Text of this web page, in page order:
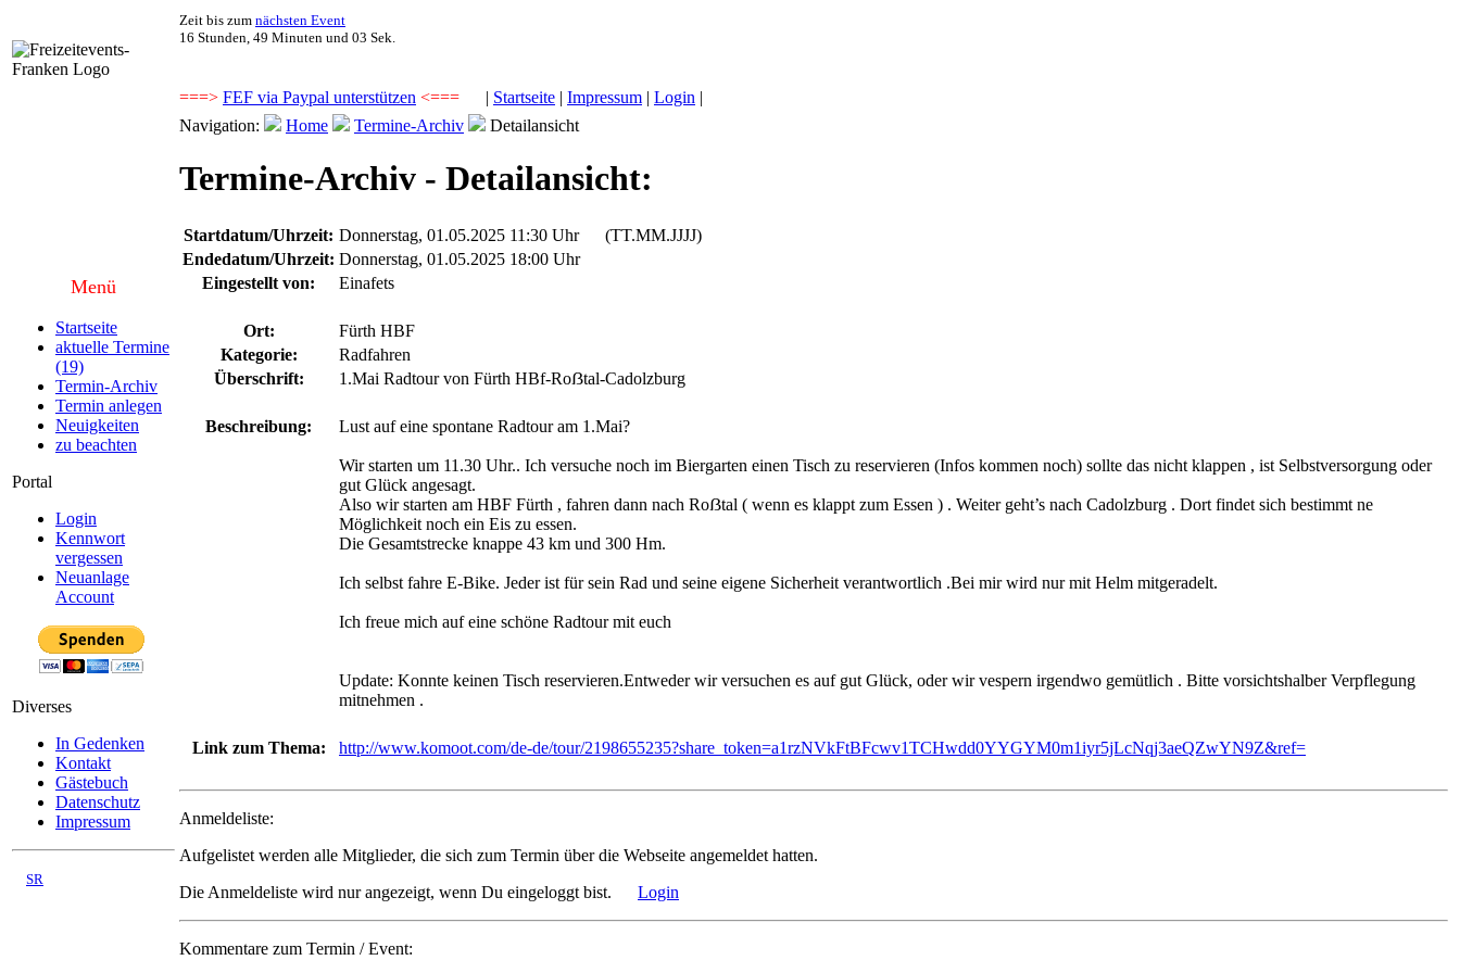
Zeit bis zum nächsten Event
16 Stunden, 49 Minuten und 03 Sek.
===> FEF via Paypal unterstützen <=== | Startseite | Impressum | Login |
Menü
Startseite
aktuelle Termine
(19)
Termin-Archiv
Termin anlegen
Neuigkeiten
zu beachten
Portal
Login
Kennwort
vergessen
Neuanlage
Account
Diverses
In Gedenken
Kontakt
Gästebuch
Datenschutz
Impressum
SR
Navigation: Home Termine-Archiv Detailansicht
Termine-Archiv - Detailansicht:
Startdatum/Uhrzeit: Donnerstag, 01.05.2025 11:30 Uhr
(TT.MM.JJJJ)
Endedatum/Uhrzeit: Donnerstag, 01.05.2025 18:00 Uhr
Eingestellt von:
Einafets
Ort:
Fürth HBF
Kategorie:
Radfahren
Überschrift:
1.Mai Radtour von Fürth HBf-Roẞtal-Cadolzburg
Beschreibung: Lust auf eine spontane Radtour am 1.Mai?
Wir starten um 11.30 Uhr.. Ich versuche noch im Biergarten einen Tisch zu reservieren (Infos kommen noch) sollte das nicht klappen , ist Selbstversorgung oder
gut Glück angesagt.
Also wir starten am HBF Fürth , fahren dann nach Roẞtal ( wenn es klappt zum Essen ) . Weiter geht’s nach Cadolzburg . Dort findet sich bestimmt ne
Möglichkeit noch ein Eis zu essen.
Die Gesamtstrecke knappe 43 km und 300 Hm.
Ich selbst fahre E-Bike. Jeder ist für sein Rad und seine eigene Sicherheit verantwortlich .Bei mir wird nur mit Helm mitgeradelt.
Ich freue mich auf eine schöne Radtour mit euch
Update: Konnte keinen Tisch reservieren.Entweder wir versuchen es auf gut Glück, oder wir vespern irgendwo gemütlich . Bitte vorsichtshalber Verpflegung
mitnehmen .
Link zum Thema: http://www.komoot.com/de-de/tour/2198655235?share_token=a1rzNVkFtBFcwv1TCHwdd0YYGYM0m1iyr5jLcNqj3aeQZwYN9Z&ref=
Anmeldeliste:
Aufgelistet werden alle Mitglieder, die sich zum Termin über die Webseite angemeldet hatten.
Die Anmeldeliste wird nur angezeigt, wenn Du eingeloggt bist. Login
Kommentare zum Termin / Event: